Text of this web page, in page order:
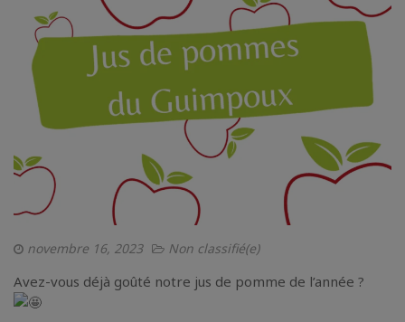
novembre 16, 2023 Non classifié(e)
Avez-vous déjà goûté notre jus de pomme de l’année ?